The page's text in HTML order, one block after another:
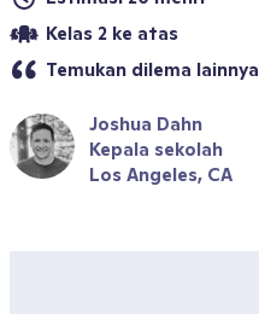
Kelas 2 ke atas
Temukan dilema lainnya
Joshua Dahn
Kepala sekolah
Los Angeles, CA